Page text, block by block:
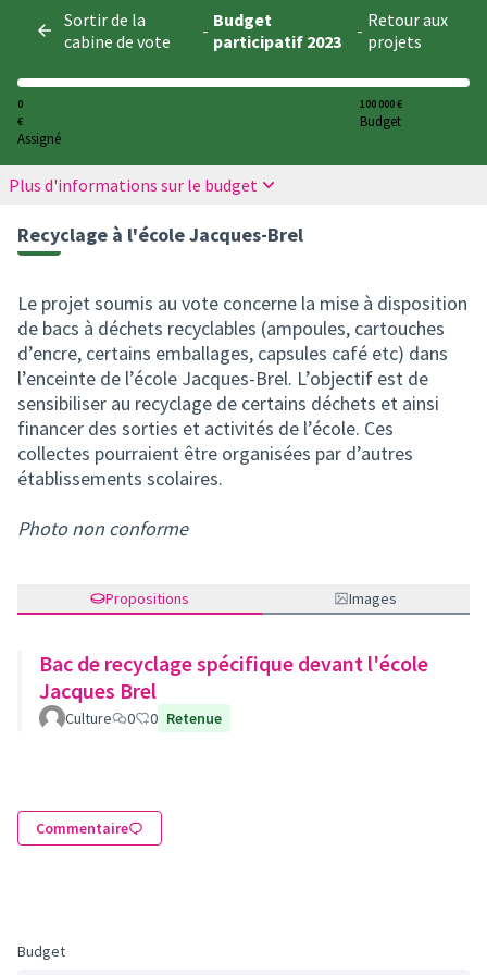
Sortir de la
cabine de vote
- Budget
participatif 2023
- Retour aux
projets
0
€
Assigné
100 000 €
Budget
Plus d'informations sur le budget
Recyclage à l'école Jacques-Brel
Le projet soumis au vote concerne la mise à disposition
de bacs à déchets recyclables (ampoules, cartouches
d’encre, certains emballages, capsules café etc) dans
l’enceinte de l’école Jacques-Brel. L’objectif est de
sensibiliser au recyclage de certains déchets et ainsi
financer des sorties et activités de l’école. Ces
collectes pourraient être organisées par d’autres
établissements scolaires.
Photo non conforme
Propositions Images
Bac de recyclage spécifique devant l'école
Jacques Brel
Culture 0 0 Retenue
Commentaire
Budget
Panneau de gestion des cookies